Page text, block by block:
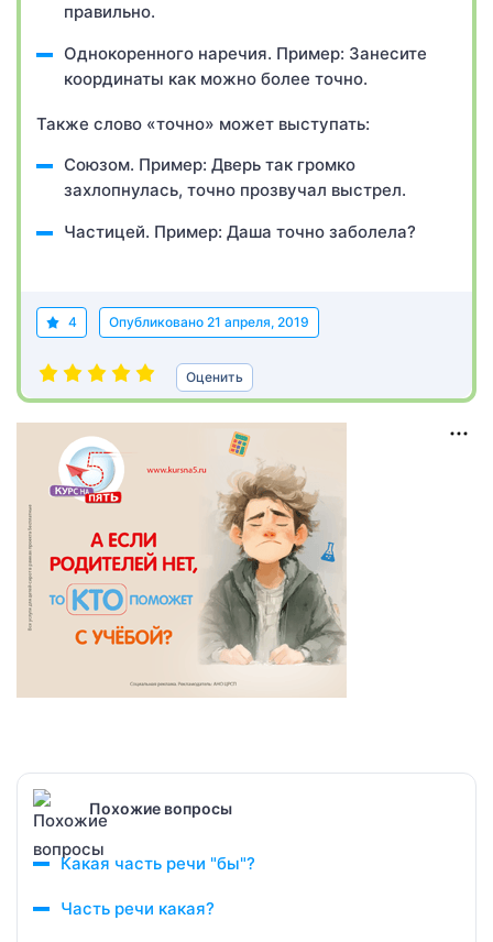
правильно.
Однокоренного наречия. Пример: Занесите
координаты как можно более точно.
Также слово «точно» может выступать:
Союзом. Пример: Дверь так громко
захлопнулась, точно прозвучал выстрел.
Частицей. Пример: Даша точно заболела?
4 Опубликовано 21 апреля, 2019
Оценить
Похожие вопросы
Какая часть речи "бы"?
Часть речи какая?